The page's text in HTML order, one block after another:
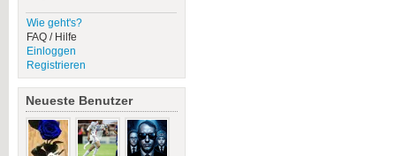
Wie geht's?
FAQ / Hilfe
Einloggen
Registrieren
Neueste Benutzer